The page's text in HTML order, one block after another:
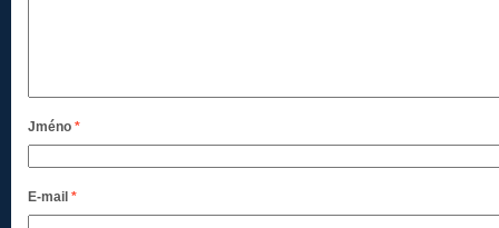
Jméno *
E-mail *